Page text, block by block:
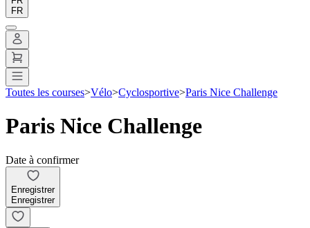
FR
Toutes les courses>Vélo>Cyclosportive>Paris Nice Challenge
Paris Nice Challenge
Date à confirmer
Enregistrer
Enregistrer